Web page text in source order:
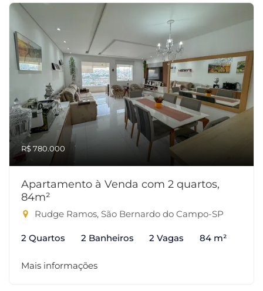
R$ 780.000
Apartamento à Venda com 2 quartos,
84m²
Rudge Ramos, São Bernardo do Campo-SP
2 Quartos 2 Banheiros 2 Vagas 84 m²
Mais informações